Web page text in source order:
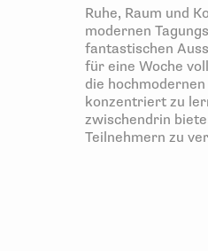
Ruhe, Raum und
modernen
fantastischen
für eine Woche
die
konzentriert zu
zwischendrin
Teilnehmern zu